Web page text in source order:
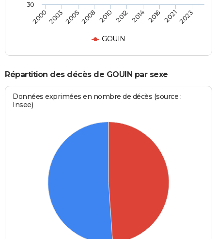
GOUIN
2000200320052008 2010 2012 2014 2016 20212023
30
Répartition des décès de GOUIN par sexe
Données exprimées en nombre de décès (source :
Insee)